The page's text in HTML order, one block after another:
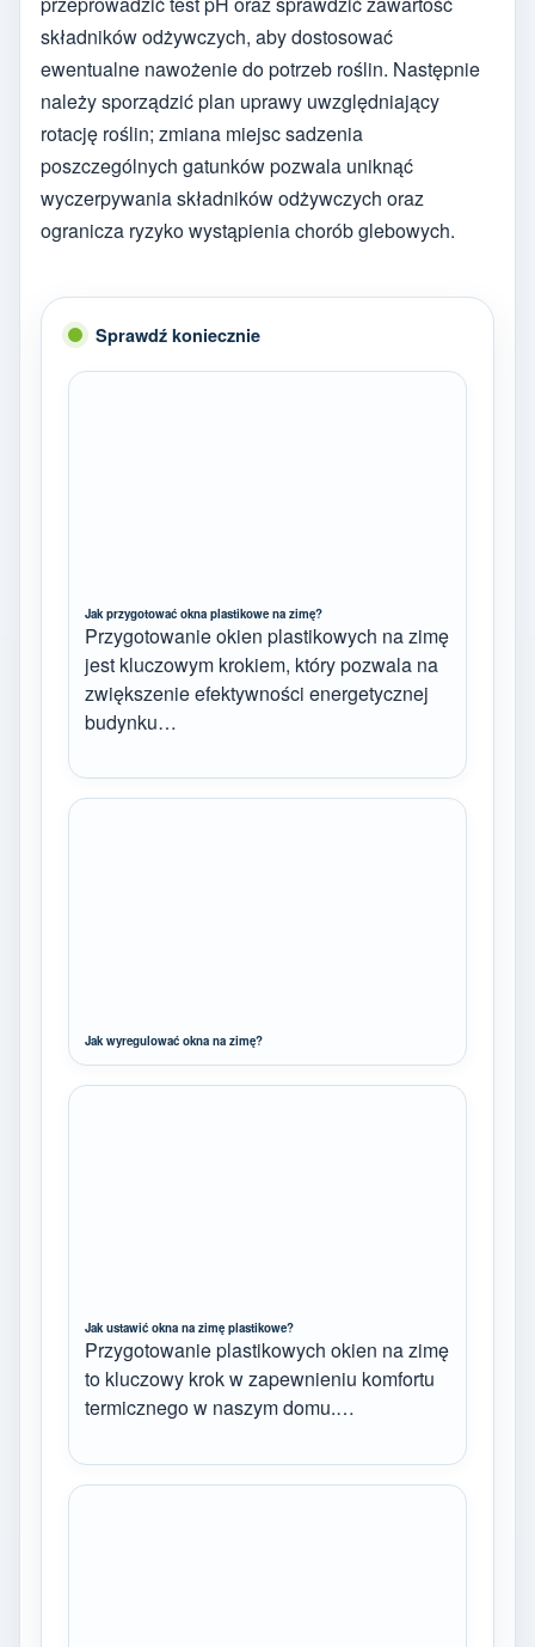
składników odżywczych, aby dostosować
ewentualne nawożenie do potrzeb roślin. Następnie
należy sporządzić plan uprawy uwzględniający
rotację roślin; zmiana miejsc sadzenia
poszczególnych gatunków pozwala uniknąć
wyczerpywania składników odżywczych oraz
ogranicza ryzyko wystąpienia chorób glebowych.
Sprawdź koniecznie
Jak przygotować okna plastikowe na zimę?
Przygotowanie okien plastikowych na zimę
jest kluczowym krokiem, który pozwala na
zwiększenie efektywności energetycznej
budynku…
Jak wyregulować okna na zimę?
Jak ustawić okna na zimę plastikowe?
Przygotowanie plastikowych okien na zimę
to kluczowy krok w zapewnieniu komfortu
termicznego w naszym domu.…